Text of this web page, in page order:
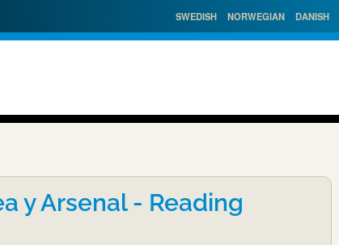
SWEDISH NORWEGIAN DANISH
y Arsenal - Reading